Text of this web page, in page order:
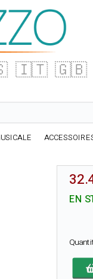
🇮🇹 🇬🇧
EN